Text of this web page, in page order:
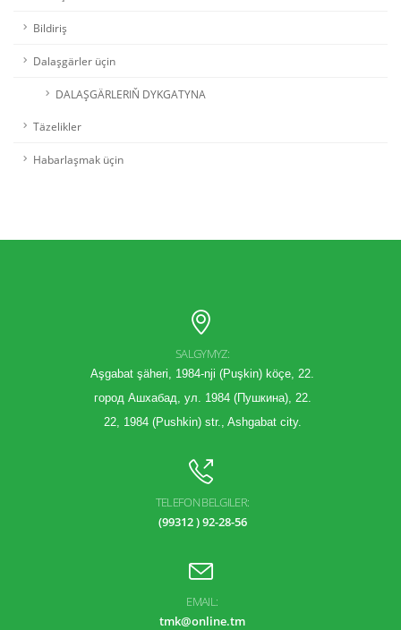
Bildiriş
Dalaşgärler üçin
DALAŞGÄRLERIŇ DYKGATYNA
Täzelikler
Habarlaşmak üçin
SALGYMYZ:
Aşgabat şäheri, 1984-nji (Puşkin) köçe, 22.
город Ашхабад, ул. 1984 (Пушкина), 22.
22, 1984 (Pushkin) str., Ashgabat city.
TELEFON BELGILER:
(99312 ) 92-28-56
EMAIL:
tmk@online.tm